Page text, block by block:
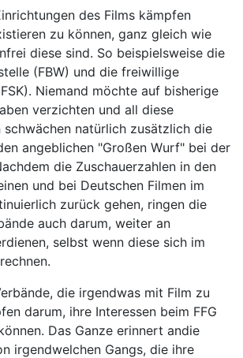
des Films kämpfen
zu können, ganz gleich wie
diese sind. So beispielsweise die
(FBW) und die freiwillige
Niemand möchte auf bisherige
verzichten und all diese
schwächen natürlich zusätzlich die
angeblichen "Großen Wurf" bei der
die Zuschauerzahlen in den
und bei Deutschen Filmen im
zurück gehen, ringen die
auch darum, weiter an
selbst wenn diese sich im
die irgendwas mit Film zu
darum, ihre Interessen beim FFG
Das Ganze erinnert andie
irgendwelchen Gangs, die ihre